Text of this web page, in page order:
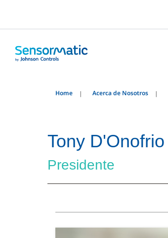
Home Acerca de Nosotros
Tony D'Onofrio
Presidente